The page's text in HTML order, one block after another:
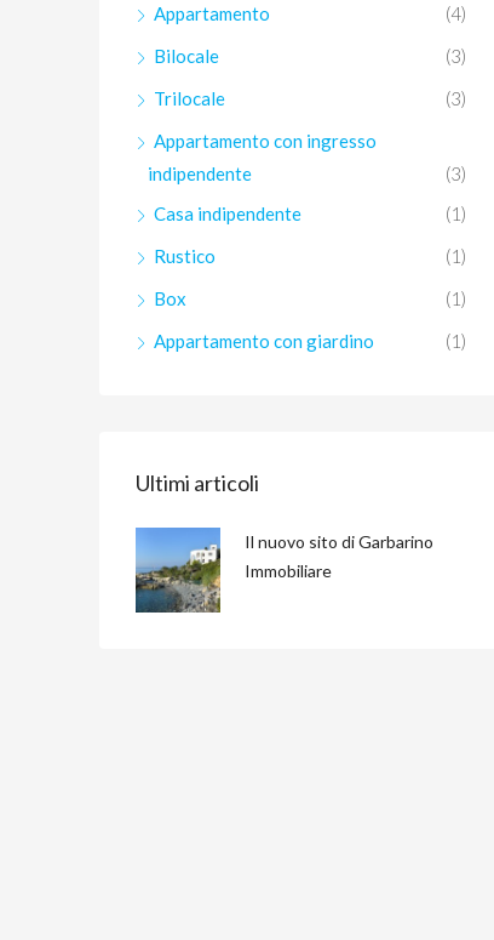
Appartamento
(4)
Bilocale
(3)
Trilocale
(3)
Appartamento con ingresso
indipendente
(3)
Casa indipendente
(1)
Rustico
(1)
Box
(1)
Appartamento con giardino
(1)
Ultimi articoli
Il nuovo sito di Garbarino
Immobiliare